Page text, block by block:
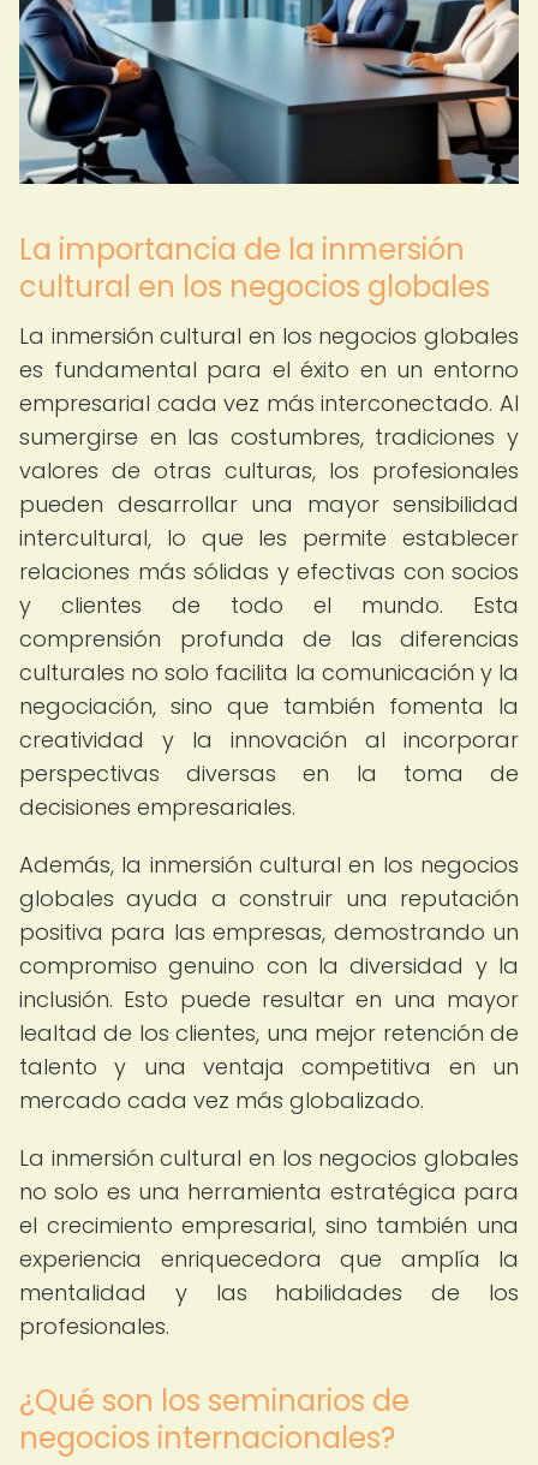
La importancia de la inmersión
cultural en los negocios globales
La inmersión cultural en los negocios globales
es fundamental para el éxito en un entorno
empresarial cada vez más interconectado. Al
sumergirse en las costumbres, tradiciones y
valores de otras culturas, los profesionales
pueden desarrollar una mayor sensibilidad
intercultural, lo que les permite establecer
relaciones más sólidas y efectivas con socios
y clientes de todo el mundo. Esta
comprensión profunda de las diferencias
culturales no solo facilita la comunicación y la
negociación, sino que también fomenta la
creatividad y la innovación al incorporar
perspectivas diversas en la toma de
decisiones empresariales.
Además, la inmersión cultural en los negocios
globales ayuda a construir una reputación
positiva para las empresas, demostrando un
compromiso genuino con la diversidad y la
inclusión. Esto puede resultar en una mayor
lealtad de los clientes, una mejor retención de
talento y una ventaja competitiva en un
mercado cada vez más globalizado.
La inmersión cultural en los negocios globales
no solo es una herramienta estratégica para
el crecimiento empresarial, sino también una
experiencia enriquecedora que amplía la
mentalidad y las habilidades de los
profesionales.
¿Qué son los seminarios de
negocios internacionales?